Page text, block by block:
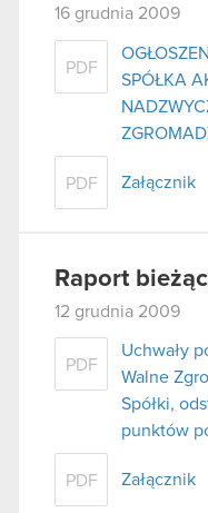
16 grudnia 2009
PDF
SPÓŁKA
PDF Załącznik
Raport
12 grudnia 2009
PDF
Uchwały
Walne
Spółki,
punktów
PDF Załącznik